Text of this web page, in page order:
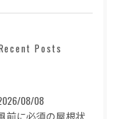
Posts
08/08